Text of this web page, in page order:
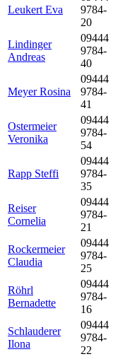
Leukert Eva
9784-
20
Lindinger
Andreas
09444
9784-
40
Meyer Rosina
09444
9784-
41
Ostermeier
Veronika
09444
9784-
54
Rapp Steffi
09444
9784-
35
Reiser
Cornelia
09444
9784-
21
Rockermeier
Claudia
09444
9784-
25
Röhrl
Bernadette
09444
9784-
16
Schlauderer
Ilona
09444
9784-
22